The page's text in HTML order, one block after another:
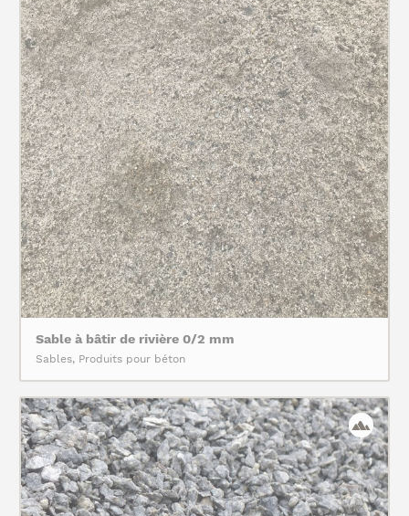
Sable à bâtir de rivière 0/2 mm
Sables, Produits pour béton